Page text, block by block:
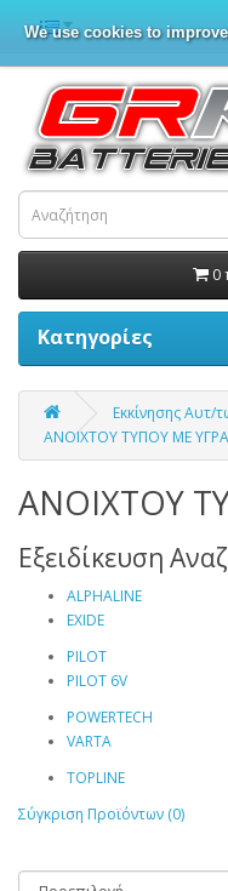
We use cookies to
0
Κατηγορίες
Εκκίνησης Αυτ/
ΑΝΟΙΧΤΟΥ ΤΥΠΟΥ ΜΕ ΥΓΡΑ
ΑΝΟΙΧΤΟΥ
Εξειδίκευση
ALPHALINE
EXIDE
PILOT
PILOT 6V
POWERTECH
VARTA
TOPLINE
Σύγκριση Προϊόντων (0)